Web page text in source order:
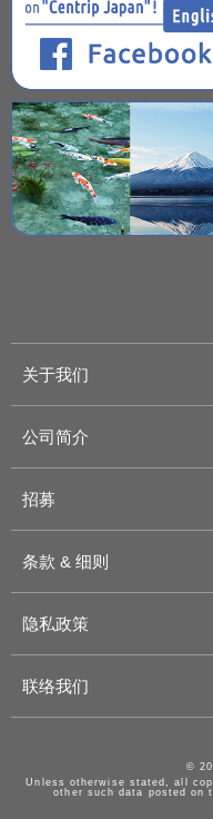
关于我们
公司简介
招募
条款 & 细则
隐私政策
联络我们
©
Unless otherwise stated, all
other such data posted on